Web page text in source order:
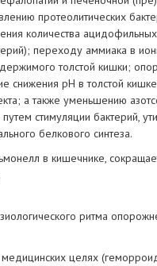
протеолитических
количества
переходу аммиака в
толстой кишки;
снижения pH в толстой
а также уменьшению
путем стимуляции бактерий,
белкового синтеза.
в кишечнике,
ритма
медицинских целях